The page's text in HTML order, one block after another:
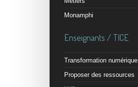
Monamphi
Enseignants / TICE
Transformation numérique
Proposer des ressources